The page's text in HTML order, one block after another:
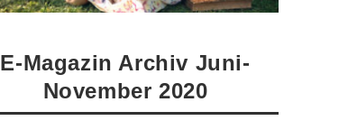
E-Magazin Archiv Juni-
November 2020